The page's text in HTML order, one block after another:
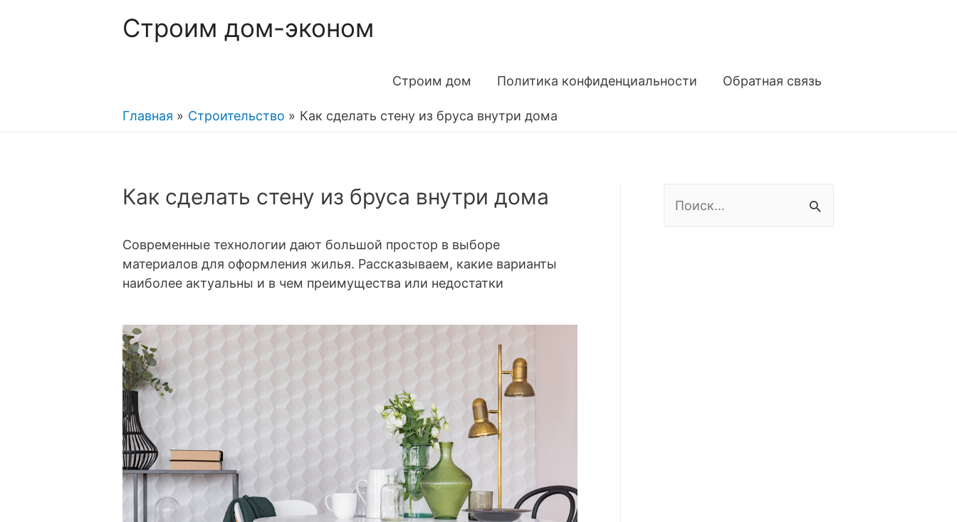
Строим дом-эконом
Строим дом Политика конфиденциальности Обратная связь
Главная Строительство Как сделать стену из бруса внутри дома
Как сделать стену из бруса внутри дома
Современные технологии дают большой простор в выборе
материалов для оформления жилья. Рассказываем, какие варианты
наиболее актуальны и в чем преимущества или недостатки